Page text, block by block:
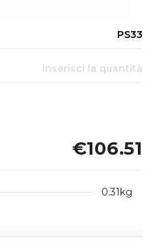
PS33
inserisci la quantità
€106.51
0.31kg